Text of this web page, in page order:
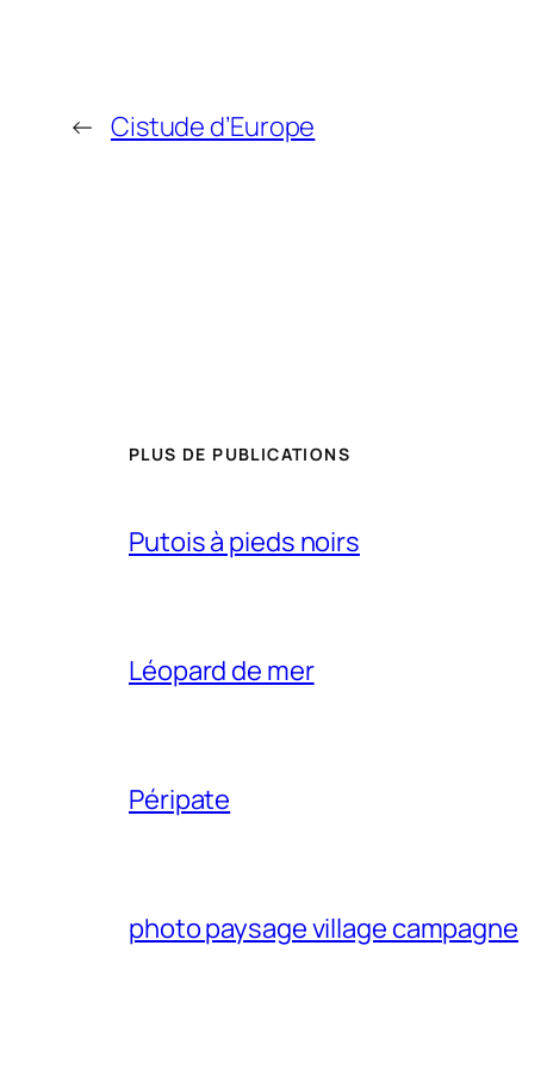
← Cistude d’Europe
PLUS DE PUBLICATIONS
Putois à pieds noirs
Léopard de mer
Péripate
photo paysage village campagne